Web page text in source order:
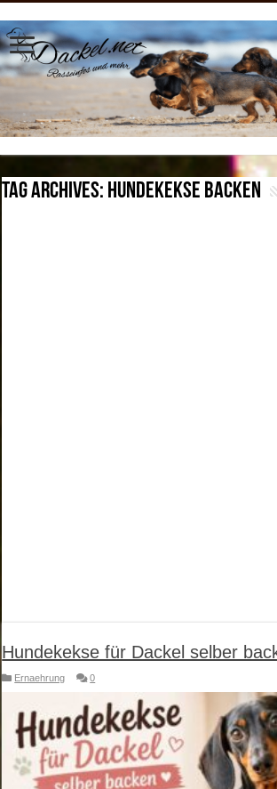
Tag Archives: Hundekekse backen
Hundekekse für Dackel selber
Ernaehrung 0